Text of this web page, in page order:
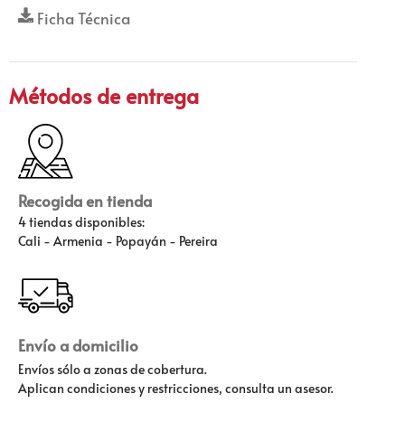
Ficha Técnica
Métodos de entrega
Recogida en tienda
4 tiendas disponibles:
Cali - Armenia - Popayán - Pereira
Envío a domicilio
Envíos sólo a zonas de cobertura.
Aplican condiciones y restricciones, consulta un asesor.